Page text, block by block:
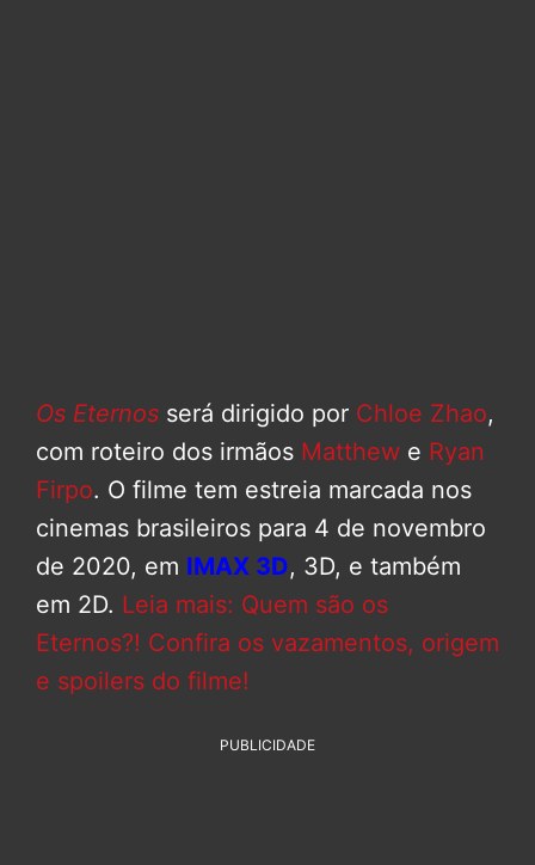
Os Eternos será dirigido por Chloe Zhao,
com roteiro dos irmãos Matthew e Ryan
Firpo. O filme tem estreia marcada nos
cinemas brasileiros para 4 de novembro
de 2020, em IMAX 3D, 3D, e também
em 2D. Leia mais: Quem são os
Eternos?! Confira os vazamentos, origem
e spoilers do filme!
PUBLICIDADE